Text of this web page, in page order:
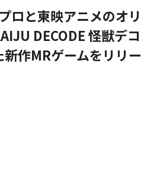
ロと東映アニメのオリ
DECODE 怪獣デコ
作MRゲームをリリー